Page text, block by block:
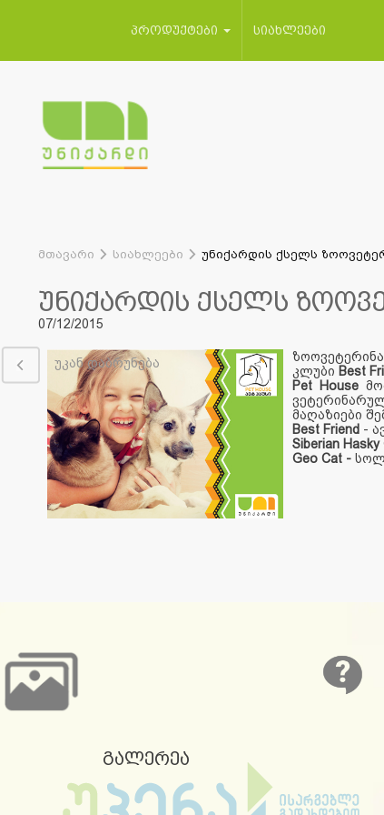
პროდუქტები სიახლეები
უკან დაბრუნება
მთავარი სიახლეები უნიქარდის ქსელს
უნიქარდის ქსელს
07/12/2015
კლუბი Best
Pet House
მაღაზიები
Best Friend -
Siberian Hasky
Geo Cat -
გალერეა